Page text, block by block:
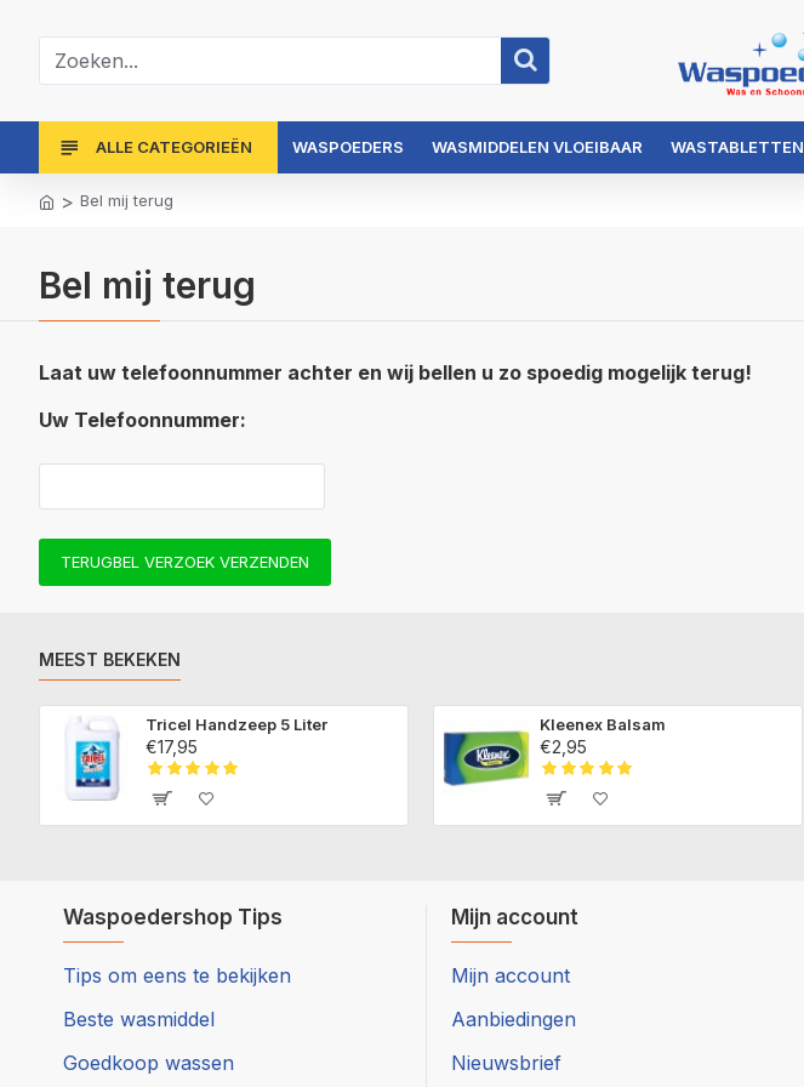
ALLE CATEGORIEËN WASPOEDERS WASMIDDELEN VLOEIBAAR WASTABLETTEN
Bel mij terug
Bel mij terug
Laat uw telefoonnummer achter en wij bellen u zo spoedig mogelijk terug!
Uw Telefoonnummer:
TERUGBEL VERZOEK VERZENDEN
MEEST BEKEKEN
Tricel Handzeep 5 Liter
€17,95
Kleenex Balsam
€2,95
Waspoedershop Tips
Tips om eens te bekijken
Beste wasmiddel
Goedkoop wassen
Mijn account
Mijn account
Aanbiedingen
Nieuwsbrief